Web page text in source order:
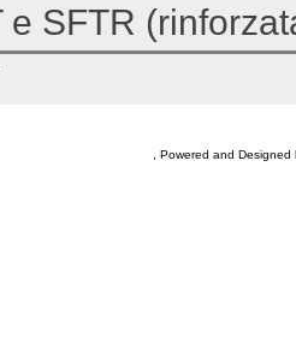
e SFTR
, Powered and